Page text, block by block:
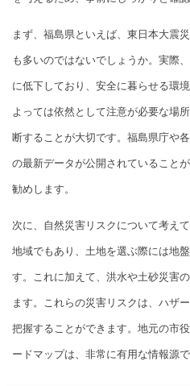
まず、福島県といえば、東日本大震
も多いのではないでしょうか。実際
に低下しており、安全に暮らせる環
よっては依然として注意が必要な場
断することが大切です。福島県庁や
の最新データが公開されていること
勧めします。
次に、自然災害リスクについて考え
地域でもあり、土地を選ぶ際には地
す。これに加えて、洪水や土砂災害
ます。これらの災害リスクは、ハザ
把握することができます。地元の市
ードマップは、非常に有用な情報源で